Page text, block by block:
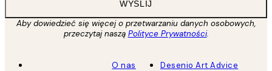
WYŚLIJ
Aby dowiedzieć się więcej o przetwarzaniu danych osobowych,
przeczytaj naszą Polityce Prywatności.
O nas
Desenio Art Advice